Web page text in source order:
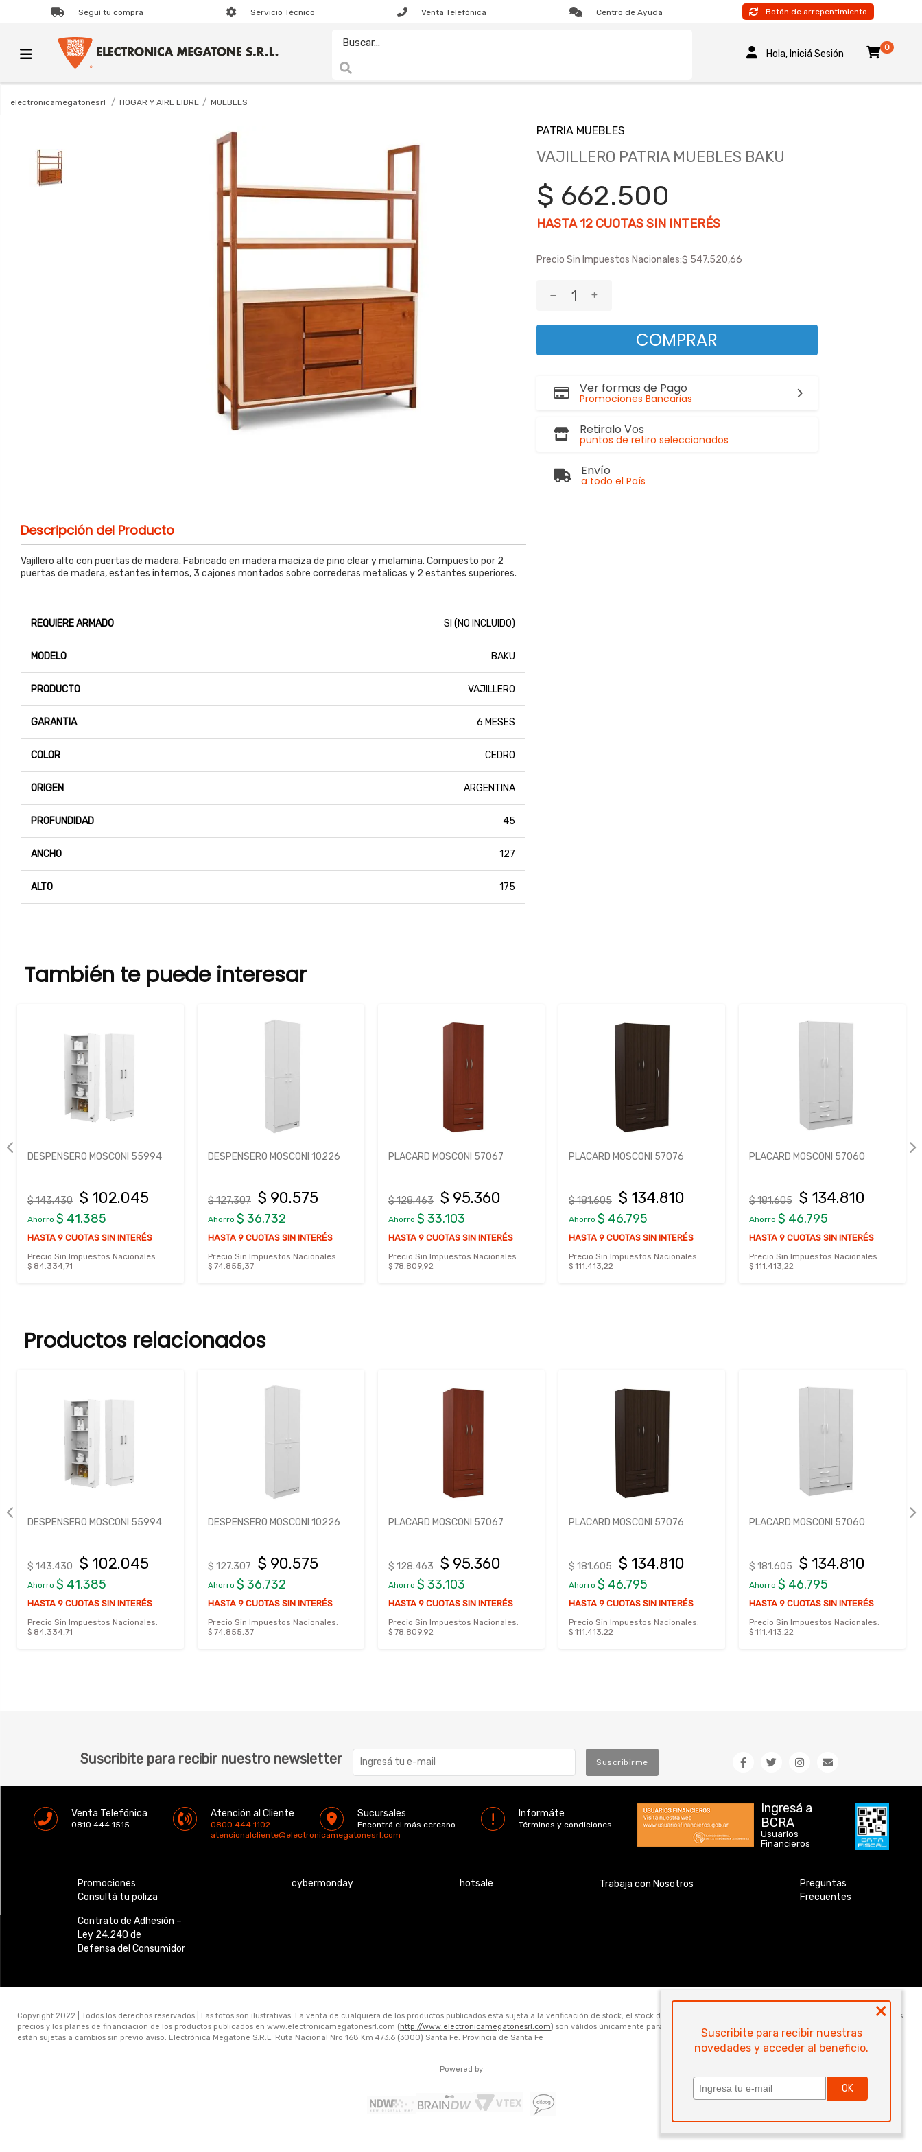
Seguí tu compra Servicio Técnico Venta Telefónica Centro de Ayuda Botón de arrepentimiento
Hola, Iniciá Sesión
0
electronicamegatonesrl HOGAR Y AIRE LIBRE MUEBLES
PATRIA MUEBLES
VAJILLERO PATRIA MUEBLES BAKU
$ 662.500
HASTA12CUOTAS SIN INTERÉS
Precio Sin Impuestos Nacionales:$ 547.520,66
COMPRAR
Ver formas de Pago
Promociones Bancarias
Retiralo Vos
puntos de retiro seleccionados
Envío
a todo el País
Descripción del Producto
Vajillero alto con puertas de madera. Fabricado en madera maciza de pino clear y melamina. Compuesto por 2
puertas de madera, estantes internos, 3 cajones montados sobre correderas metalicas y 2 estantes superiores.
REQUIERE ARMADO SI (NO INCLUIDO)
MODELO BAKU
PRODUCTO VAJILLERO
GARANTIA 6 MESES
COLOR CEDRO
ORIGEN ARGENTINA
PROFUNDIDAD 45
ANCHO 127
ALTO 175
También te puede interesar
DESPENSERO MOSCONI 55994
$ 143.430 $ 102.045
Ahorro $ 41.385
HASTA 9 CUOTAS SIN INTERÉS
Precio Sin Impuestos Nacionales:
$ 84.334,71
DESPENSERO MOSCONI 10226
$ 127.307 $ 90.575
Ahorro $ 36.732
HASTA 9 CUOTAS SIN INTERÉS
Precio Sin Impuestos Nacionales:
$ 74.855,37
PLACARD MOSCONI 57067
$ 128.463 $ 95.360
Ahorro $ 33.103
HASTA 9 CUOTAS SIN INTERÉS
Precio Sin Impuestos Nacionales:
$ 78.809,92
PLACARD MOSCONI 57076
$ 181.605 $ 134.810
Ahorro $ 46.795
HASTA 9 CUOTAS SIN INTERÉS
Precio Sin Impuestos Nacionales:
$ 111.413,22
PLACARD MOSCONI 57060
$ 181.605 $ 134.810
Ahorro $ 46.795
HASTA 9 CUOTAS SIN INTERÉS
Precio Sin Impuestos Nacionales:
$ 111.413,22
Productos relacionados
DESPENSERO MOSCONI 55994
$ 143.430 $ 102.045
Ahorro $ 41.385
HASTA 9 CUOTAS SIN INTERÉS
Precio Sin Impuestos Nacionales:
$ 84.334,71
DESPENSERO MOSCONI 10226
$ 127.307 $ 90.575
Ahorro $ 36.732
HASTA 9 CUOTAS SIN INTERÉS
Precio Sin Impuestos Nacionales:
$ 74.855,37
PLACARD MOSCONI 57067
$ 128.463 $ 95.360
Ahorro $ 33.103
HASTA 9 CUOTAS SIN INTERÉS
Precio Sin Impuestos Nacionales:
$ 78.809,92
PLACARD MOSCONI 57076
$ 181.605 $ 134.810
Ahorro $ 46.795
HASTA 9 CUOTAS SIN INTERÉS
Precio Sin Impuestos Nacionales:
$ 111.413,22
PLACARD MOSCONI 57060
$ 181.605 $ 134.810
Ahorro $ 46.795
HASTA 9 CUOTAS SIN INTERÉS
Precio Sin Impuestos Nacionales:
$ 111.413,22
Suscribite para recibir nuestro newsletter Suscribirme
Venta Telefónica
0810 444 1515
Atención al Cliente
0800 444 1102
atencionalcliente@electronicamegatonesrl.com
Sucursales
Encontrá el más cercano
Informáte
Términos y condiciones
Ingresá a
BCRA
Usuarios
Financieros
Promociones
Consultá tu poliza
Contrato de Adhesión –
Ley 24.240 de
Defensa del Consumidor
cybermonday hotsale Trabaja con Nosotros
Preguntas
Frecuentes
×
Suscribite para recibir nuestras
novedades y acceder al beneficio.
OK
Copyright 2022 | Todos los derechos reservados.| Las fotos son ilustrativas. La venta de cualquiera de los productos publicados está sujeta a la verificación de stock, el stock disponible para la venta web de cada código es de 5 unidades. Los
precios y los planes de financiación de los productos publicados en www.electronicamegatonesrl.com (http://www.electronicamegatonesrl.com) son válidos únicamente para la compra online. Las especificaciones técnicas y descripciones
están sujetas a cambios sin previo aviso. Electrónica Megatone S.R.L. Ruta Nacional Nro 168 Km 473.6 (3000) Santa Fe. Provincia de Santa Fe
Powered by